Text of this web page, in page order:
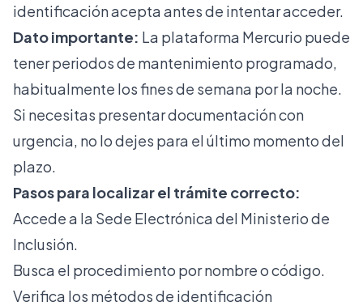
identificación acepta antes de intentar acceder.
Dato importante: La plataforma Mercurio puede
tener periodos de mantenimiento programado,
habitualmente los fines de semana por la noche.
Si necesitas presentar documentación con
urgencia, no lo dejes para el último momento del
plazo.
Pasos para localizar el trámite correcto:
Accede a la Sede Electrónica del Ministerio de
Inclusión.
Busca el procedimiento por nombre o código.
Verifica los métodos de identificación